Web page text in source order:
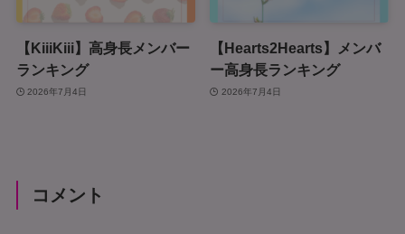
【KiiiKiii】高身長メンバー
ランキング
2026年7月4日
【Hearts2Hearts】メンバ
ー高身長ランキング
2026年7月4日
コメント